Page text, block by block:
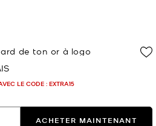
de ton or à logo
LE CODE : EXTRA15
ACHETER MAINTENANT